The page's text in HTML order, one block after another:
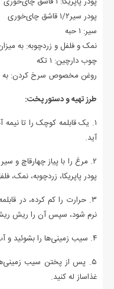
پودر سیر۱/۲ قاشق چای‌خوری
سیر: ۱ حبه
نمک و فلفل و زردچوبه: به
چوب دارچین: ۱ تکه
روغن مخصوص سرخ کردن: به
طرز تهیه و دستور پخت:
۱. یک قابلمه کوچک را تا
آید.
۲. مرغ را با پیاز چهارقاچ
پودر پاپریکا، زردچوبه، نمک،
۳. حرارت را کم کرده، در
نرم شود، سپس آن را ریش
۴. سیب زمینی‌ها را بشوئید و آب‌پز کنید.
۵. پس از پختن سیب
غذاساز له کنید.